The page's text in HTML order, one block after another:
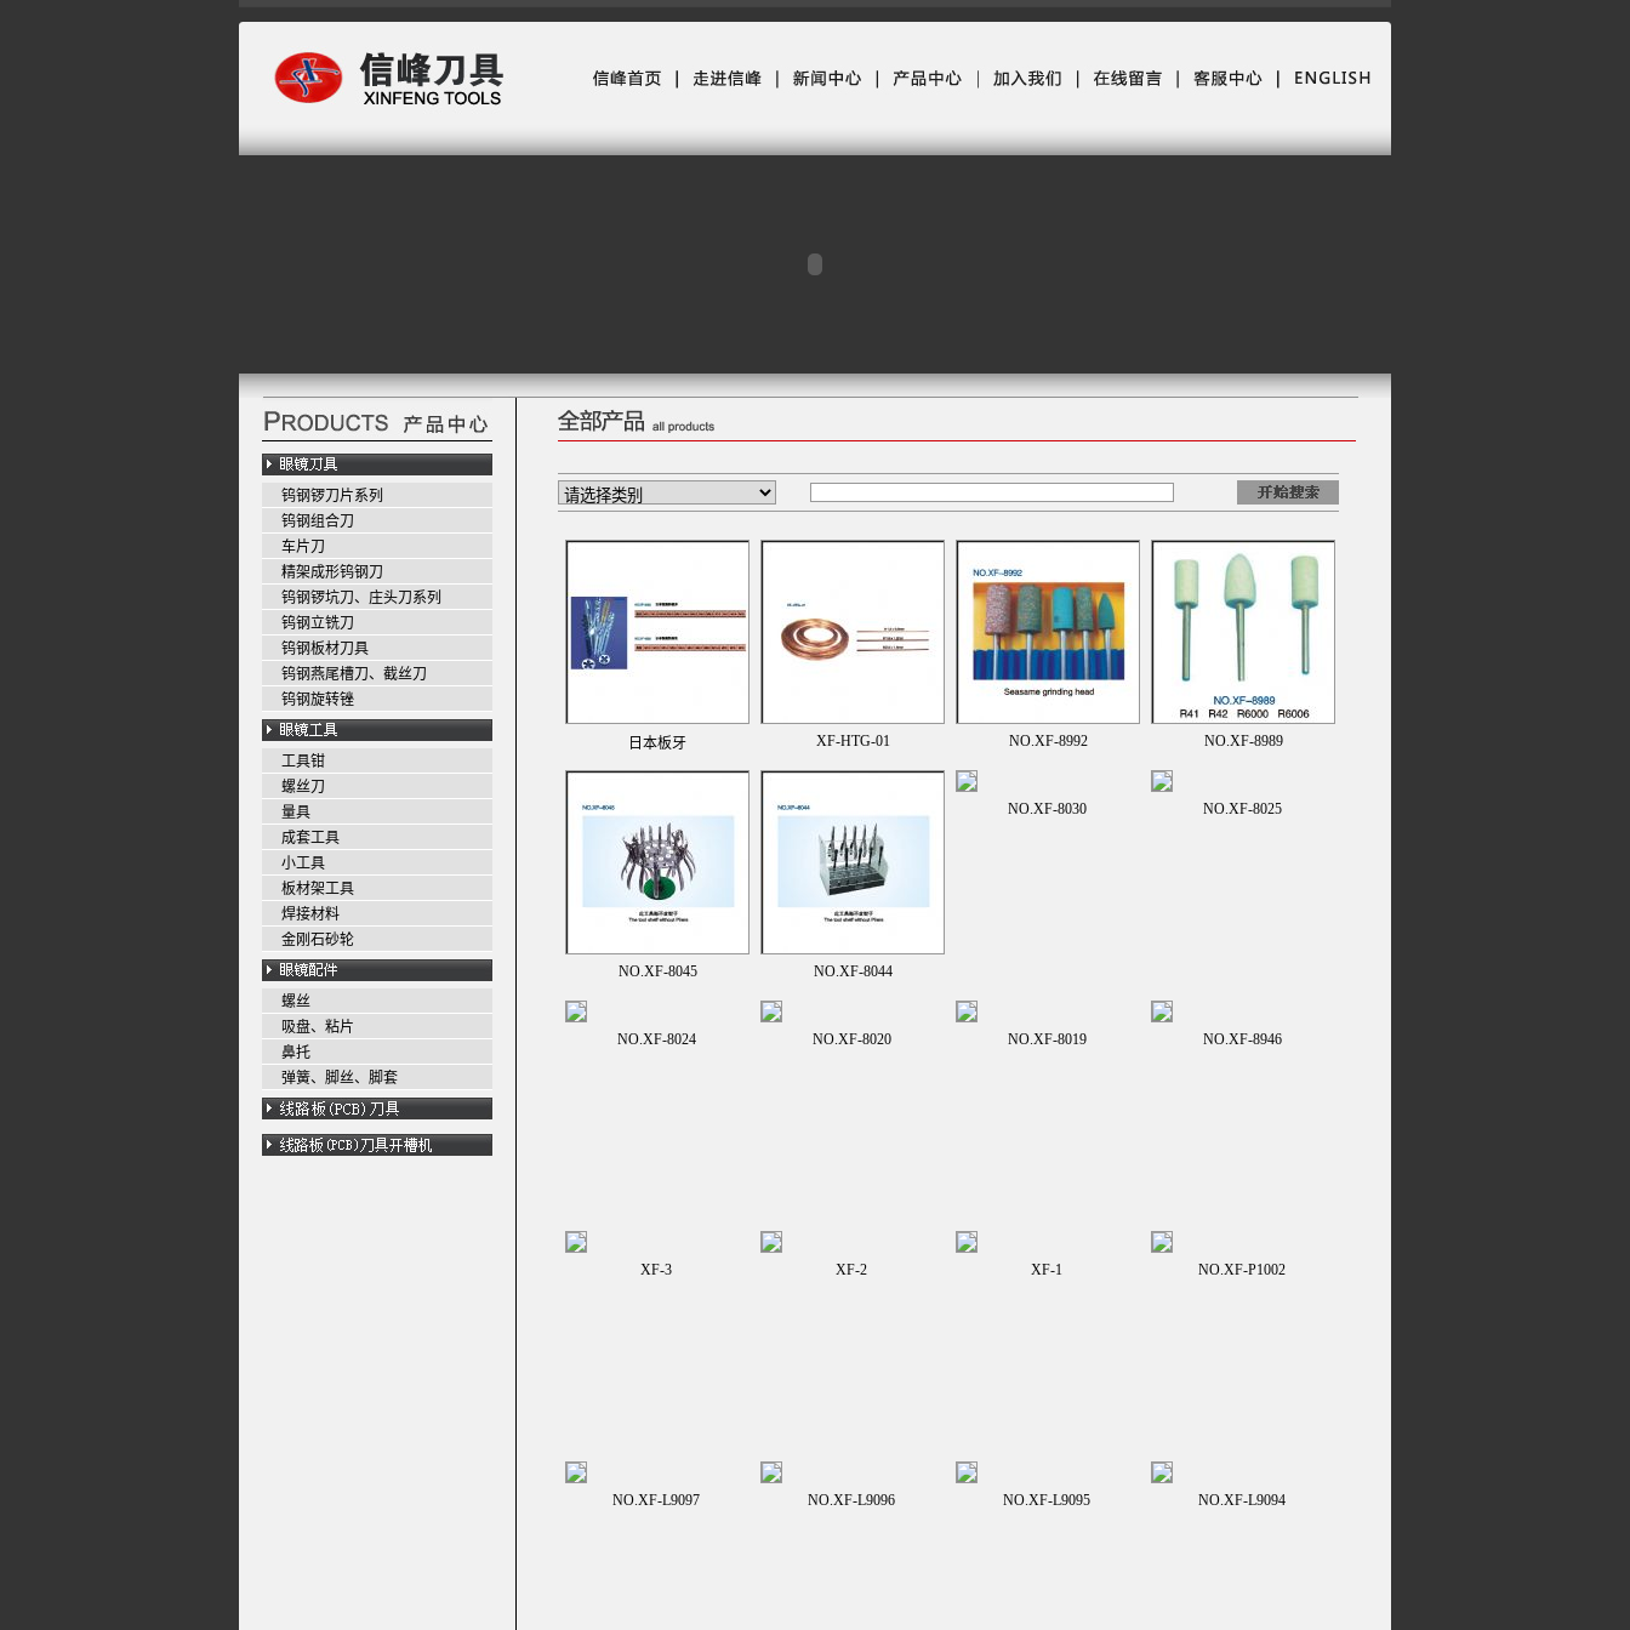
钨钢锣刀片系列
钨钢组合刀
车片刀
精架成形钨钢刀
钨钢锣坑刀、庄头刀系列
钨钢立铣刀
钨钢板材刀具
钨钢燕尾槽刀、截丝刀
钨钢旋转锉
工具钳
螺丝刀
量具
成套工具
小工具
板材架工具
焊接材料
金刚石砂轮
螺丝
吸盘、粘片
鼻托
弹簧、脚丝、脚套
日本板牙 XF-HTG-01 NO.XF-8992 NO.XF-8989
NO.XF-8045 NO.XF-8044
NO.XF-8030 NO.XF-8025
NO.XF-8024 NO.XF-8020 NO.XF-8019 NO.XF-8946
XF-3 XF-2 XF-1 NO.XF-P1002
NO.XF-L9097 NO.XF-L9096 NO.XF-L9095 NO.XF-L9094